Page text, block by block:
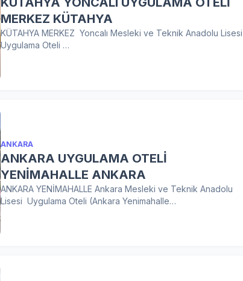
MERKEZ KÜTAHYA
KÜTAHYA MERKEZ Yoncalı Mesleki ve Teknik Anadolu Lisesi
Uygulama Oteli …
ANKARA
ANKARA UYGULAMA OTELİ
YENİMAHALLE ANKARA
ANKARA YENİMAHALLE Ankara Mesleki ve Teknik Anadolu
Lisesi Uygulama Oteli (Ankara Yenimahalle…